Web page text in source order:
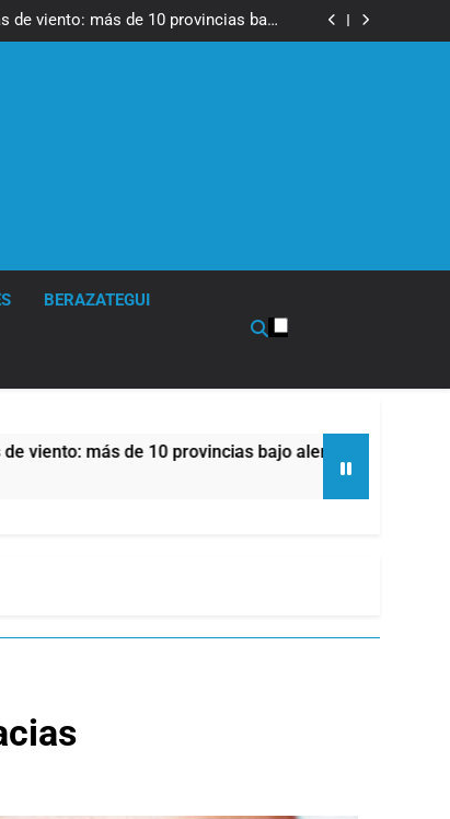
contra la reforma de la Ley de Tierras
de viento: más de 10 provincias bajo
alerta meteorológica
propiedad privada con foco en los
de viento: más de 10 provincias bajo
propiedad privada con foco en los
clave para el cuidado de la
BERAZATEGUI
provincias bajo alerta meteorológica